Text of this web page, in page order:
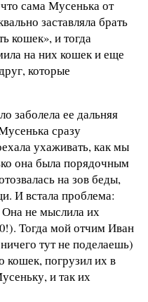
сама Мусенька от
заставляла брать
кошек», и тогда
на них кошек и еще
которые
заболела ее дальняя
сразу
ухаживать, как мы
она была порядочным
на зов беды,
И встала проблема:
Она не мыслила их
Тогда мой отчим Иван
тут не поделаешь)
кошек, погрузил их в
и так их